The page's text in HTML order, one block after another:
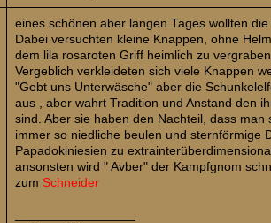
eines schönen aber langen Tages wollten
Dabei versuchten kleine Knappen, ohne
dem lila rosaroten Griff heimlich zu
Vergeblich verkleideten sich viele Knappen
"Gebt uns Unterwäsche" aber die
aus , aber wahrt Tradition und Anstand den
sind. Aber sie haben den Nachteil, dass
immer so niedliche beulen und sternförmige
Papadokiniesien zu
ansonsten wird " Avber" der Kampfgnom
zum Schneider